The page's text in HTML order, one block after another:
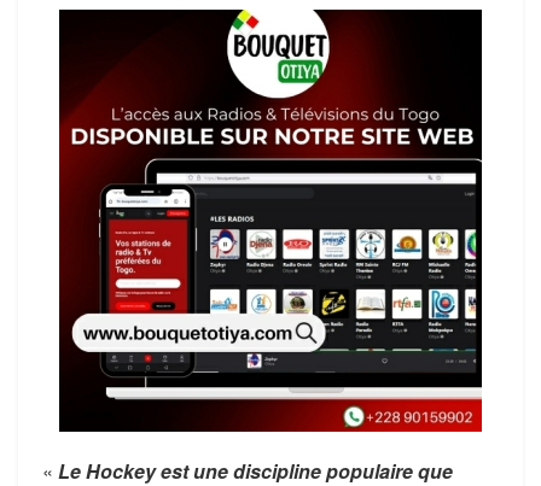
« Le Hockey est une discipline populaire que